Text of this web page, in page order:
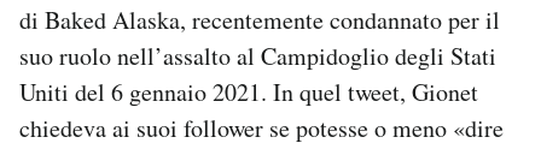
di Baked Alaska, recentemente condannato per il
suo ruolo nell’assalto al Campidoglio degli Stati
Uniti del 6 gennaio 2021. In quel tweet, Gionet
chiedeva ai suoi follower se potesse o meno «dire